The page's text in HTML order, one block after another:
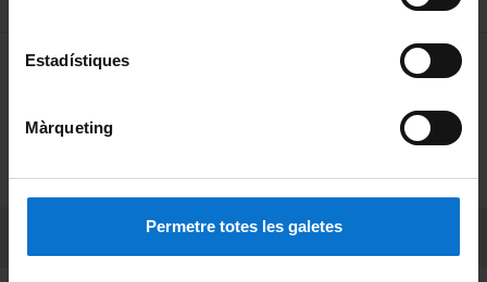
Estadístiques
Màrqueting
Permetre totes les galetes
MENÚ PEU 1
Privacidad y términos
Sobre UBtv